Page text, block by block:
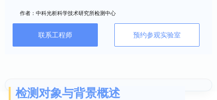
作者：中科光析科学技术研究所检测中心
联系工程师 预约参观实验室
检测对象与背景概述